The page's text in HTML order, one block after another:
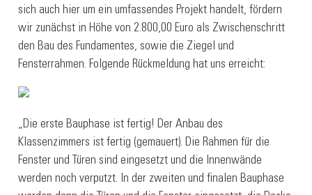
sich auch hier um ein umfassendes Projekt handelt, fördern
wir zunächst in Höhe von 2.800,00 Euro als Zwischenschritt
den Bau des Fundamentes, sowie die Ziegel und
Fensterrahmen. Folgende Rückmeldung hat uns erreicht:
„Die erste Bauphase ist fertig! Der Anbau des
Klassenzimmers ist fertig (gemauert). Die Rahmen für die
Fenster und Türen sind eingesetzt und die Innenwände
werden noch verputzt. In der zweiten und finalen Bauphase